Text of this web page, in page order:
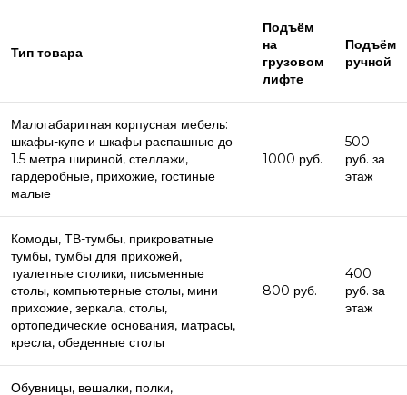
Тип товара
Подъём
на
грузовом
лифте
Подъём
ручной
Малогабаритная корпусная мебель:
шкафы-купе и шкафы распашные до
1.5 метра шириной, стеллажи,
гардеробные, прихожие, гостиные
малые
1000 руб.
500
руб. за
этаж
Комоды, ТВ-тумбы, прикроватные
тумбы, тумбы для прихожей,
туалетные столики, письменные
столы, компьютерные столы, мини-
прихожие, зеркала, столы,
ортопедические основания, матрасы,
кресла, обеденные столы
800 руб.
400
руб. за
этаж
Обувницы, вешалки, полки,